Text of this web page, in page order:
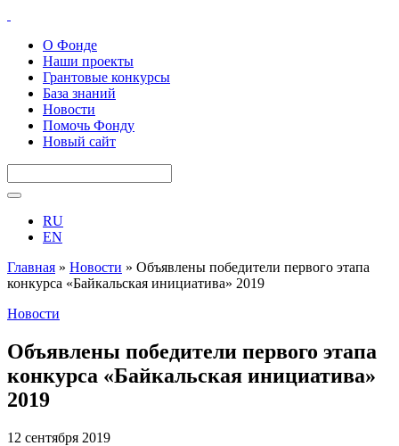
О Фонде
Наши проекты
Грантовые конкурсы
База знаний
Новости
Помочь Фонду
Новый сайт
RU
EN
Главная » Новости » Объявлены победители первого этапа
конкурса «Байкальская инициатива» 2019
Новости
Объявлены победители первого этапа
конкурса «Байкальская инициатива»
2019
12 сентября 2019